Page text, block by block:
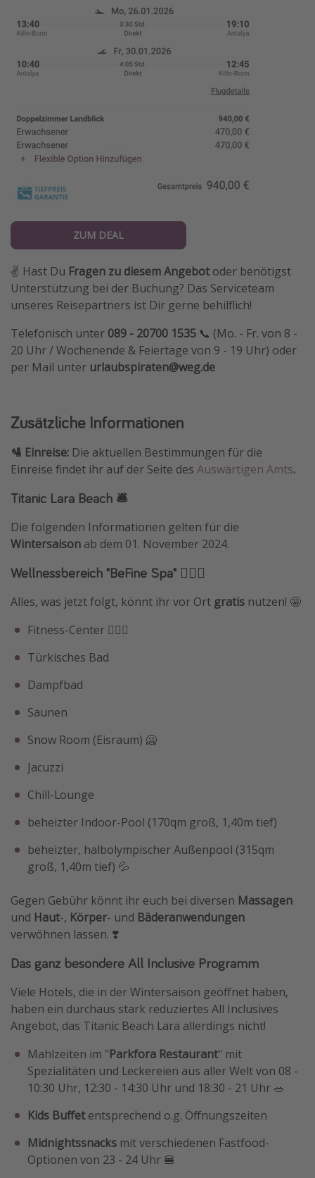
ZUM DEAL
✌️ Hast Du Fragen zu diesem Angebotoder benötigst
Unterstützung bei der Buchung? Das Serviceteam
unseres Reisepartners ist Dir gerne behilflich!
Telefonisch unter 089 - 20700 1535 📞 (Mo. - Fr. von 8 -
20 Uhr / Wochenende & Feiertage von 9 - 19 Uhr) oder
per Mail unter urlaubspiraten@weg.de
Zusätzliche Informationen
🛂 Einreise: Die aktuellen Bestimmungen für die
Einreise findet ihr auf der Seite des Auswärtigen Amts.
Titanic Lara Beach 🛎️
Die folgenden Informationen gelten für die
Wintersaison ab dem 01. November 2024.
Wellnessbereich "BeFine Spa" 🧖🏽‍♀️
Alles, was jetzt folgt, könnt ihr vor Ort gratis nutzen! 🤩
Fitness-Center 🏋🏻‍♂️
Türkisches Bad
Dampfbad
Saunen
Snow Room (Eisraum) 🥶
Jacuzzi
Chill-Lounge
beheizter Indoor-Pool (170qm groß, 1,40m tief)
beheizter, halbolympischer Außenpool (315qm
groß, 1,40m tief) 💦
Gegen Gebühr könnt ihr euch bei diversen Massagen
und Haut-, Körper- und Bäderanwendungen
verwöhnen lassen. ❣️
Das ganz besondere All Inclusive Programm
Viele Hotels, die in der Wintersaison geöffnet haben,
haben ein durchaus stark reduziertes All Inclusives
Angebot, das Titanic Beach Lara allerdings nicht!
Mahlzeiten im "Parkfora Restaurant" mit
Spezialitäten und Leckereien aus aller Welt von 08 -
10:30 Uhr, 12:30 - 14:30 Uhr und 18:30 - 21 Uhr 🥗
Kids Buffetentsprechend o.g. Öffnungszeiten
Midnightssnacks mit verschiedenen Fastfood-
Optionen von 23 - 24 Uhr 🍔